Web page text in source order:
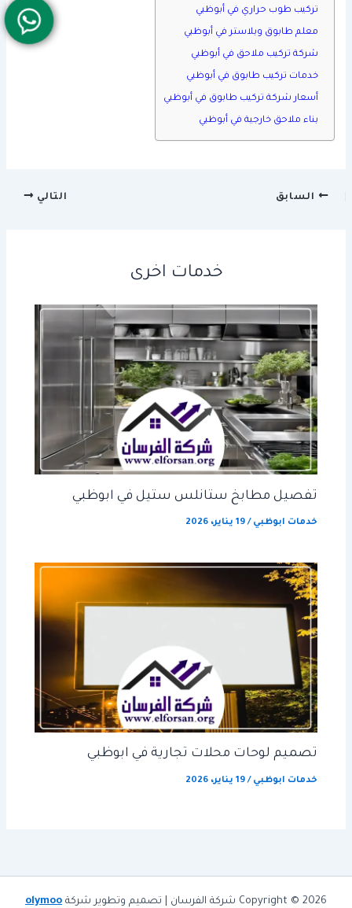
تركيب طوب حراري في أبوظبي
معلم طابوق وبلاستر في أبوظبي
شركة تركيب ملاحق في أبوظبي
خدمات تركيب طابوق في أبوظبي
أسعار شركة تركيب طابوق في أبوظبي
بناء ملاحق خارجية في أبوظبي
السابق التالي
خدمات اخرى
تفصيل مطابخ ستانلس ستيل في ابوظبي
خدمات ابوظبي /19 يناير، 2026
تصميم لوحات محلات تجارية في ابوظبي
خدمات ابوظبي /19 يناير، 2026
Copyright © 2026 شركة الفرسان | تصميم وتطوير شركة olymoo